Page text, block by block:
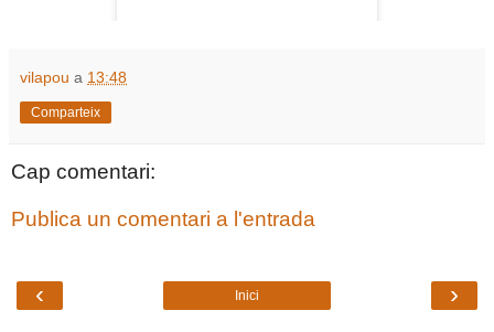
vilapou a 13:48
Comparteix
Cap comentari:
Publica un comentari a l'entrada
‹ ›
Inici